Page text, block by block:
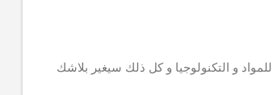
و التكنولوجيا و كل ذلك سيغير بلاشك